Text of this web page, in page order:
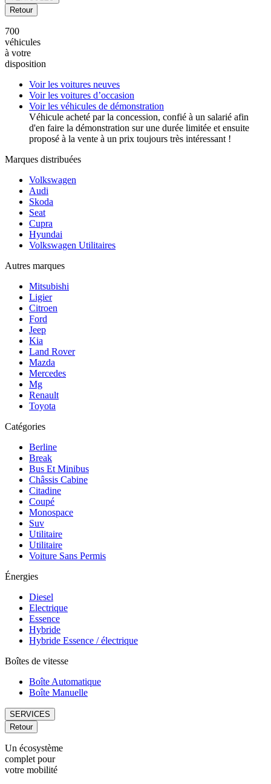
Retour
700
véhicules
à votre
disposition
Voir les voitures neuves
Voir les voitures d’occasion
Voir les véhicules de démonstration
Véhicule acheté par la concession, confié à un salarié afin
d'en faire la démonstration sur une durée limitée et ensuite
proposé à la vente à un prix toujours très intéressant !
Marques distribuées
Volkswagen
Audi
Skoda
Seat
Cupra
Hyundai
Volkswagen Utilitaires
Autres marques
Mitsubishi
Ligier
Citroen
Ford
Jeep
Kia
Land Rover
Mazda
Mercedes
Mg
Renault
Toyota
Catégories
Berline
Break
Bus Et Minibus
Châssis Cabine
Citadine
Coupé
Monospace
Suv
Utilitaire
Utilitaire
Voiture Sans Permis
Énergies
Diesel
Electrique
Essence
Hybride
Hybride Essence / électrique
Boîtes de vitesse
Boîte Automatique
Boîte Manuelle
SERVICES
Retour
Un écosystème
complet pour
votre mobilité